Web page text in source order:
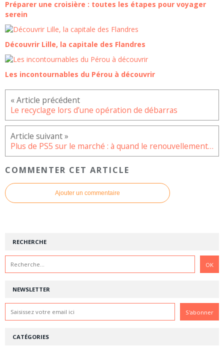
Préparer une croisière : toutes les étapes pour voyager
serein
Découvrir Lille, la capitale des Flandres
Les incontournables du Pérou à découvrir
Le recyclage lors d’une opération de débarras
Plus de PS5 sur le marché : à quand le renouvellement des stocks ?
COMMENTER CET ARTICLE
Ajouter un commentaire
NEWSLETTER
RECHERCHE
CATÉGORIES